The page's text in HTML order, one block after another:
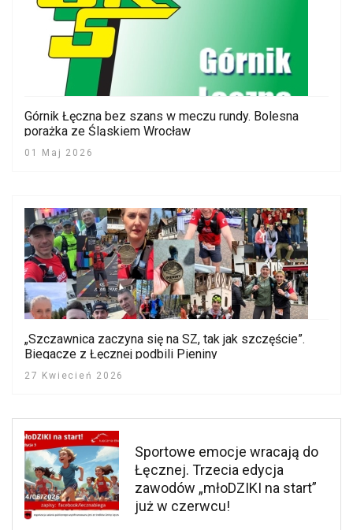
Górnik Łęczna bez szans w meczu rundy. Bolesna
porażka ze Śląskiem Wrocław
01 Maj 2026
„Szczawnica zaczyna się na SZ, tak jak szczęście”.
Biegacze z Łęcznej podbili Pieniny
27 Kwiecień 2026
Sportowe emocje wracają do
Łęcznej. Trzecia edycja
zawodów „młoDZIKI na start”
już w czerwcu!